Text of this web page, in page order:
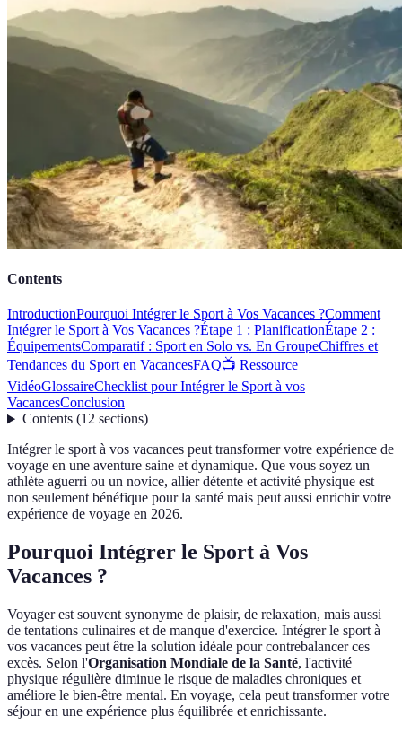
Contents
IntroductionPourquoi Intégrer le Sport à Vos Vacances ?Comment
Intégrer le Sport à Vos Vacances ?Étape 1 : PlanificationÉtape 2 :
ÉquipementsComparatif : Sport en Solo vs. En GroupeChiffres et
Tendances du Sport en VacancesFAQ📺 Ressource
VidéoGlossaireChecklist pour Intégrer le Sport à vos
VacancesConclusion
Contents(12 sections)
Intégrer le sport à vos vacances peut transformer votre expérience de
voyage en une aventure saine et dynamique. Que vous soyez un
athlète aguerri ou un novice, allier détente et activité physique est
non seulement bénéfique pour la santé mais peut aussi enrichir votre
expérience de voyage en 2026.
Pourquoi Intégrer le Sport à Vos
Vacances ?
Voyager est souvent synonyme de plaisir, de relaxation, mais aussi
de tentations culinaires et de manque d'exercice. Intégrer le sport à
vos vacances peut être la solution idéale pour contrebalancer ces
excès. Selon l'Organisation Mondiale de la Santé, l'activité
physique régulière diminue le risque de maladies chroniques et
améliore le bien-être mental. En voyage, cela peut transformer votre
séjour en une expérience plus équilibrée et enrichissante.